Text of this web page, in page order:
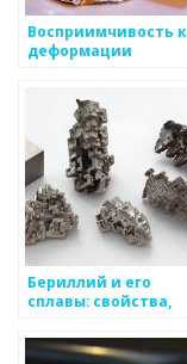
Восприимчивость к
деформации
Бериллий и его
сплавы: свойства,
особенности